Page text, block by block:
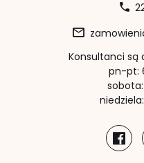
Konsultanci są
pn-pt: